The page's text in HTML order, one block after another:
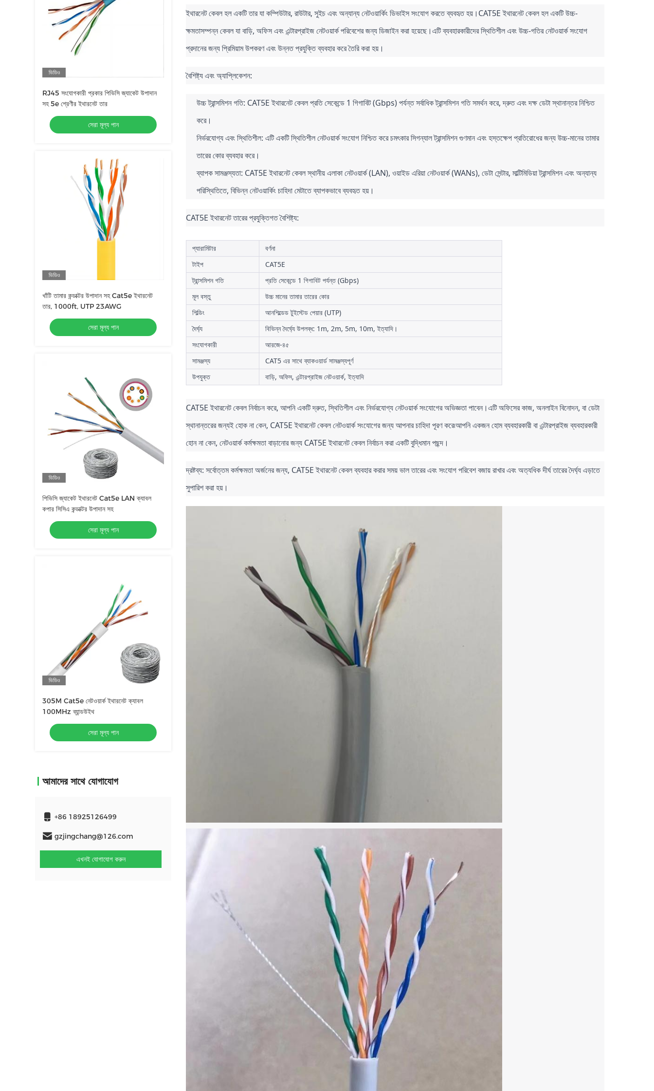
ভিডিও
RJ45 সংযোগকারী প্রকার পিভিসি জ্যাকেট উপাদান
সহ 5e শ্রেণীর ইথারনেট তার
সেরা মূল্য পান
ভিডিও
খাঁটি তামার কন্ডাক্টর উপাদান সহ Cat5e ইথারনেট
তার, 1000ft, UTP 23AWG
সেরা মূল্য পান
ভিডিও
পিভিসি জ্যাকেট ইথারনেট Cat5e LAN ক্যাবল
কপার সিসিএ কন্ডাক্টর উপাদান সহ
সেরা মূল্য পান
ভিডিও
305M Cat5e নেটওয়ার্ক ইথারনেট ক্যাবল
100MHz ব্যান্ডউইথ
সেরা মূল্য পান
আমাদের সাথে যোগাযোগ
+86 18925126499
gzjingchang@126.com
এখনই যোগাযোগ করুন
ইথারনেট কেবল হল একটি তার যা কম্পিউটার, রাউটার, সুইচ এবং অন্যান্য নেটওয়ার্কিং ডিভাইস সংযোগ করতে ব্যবহৃত হয়।CAT5E ইথারনেট কেবল হল একটি উচ্চ-
ক্ষমতাসম্পন্ন কেবল যা বাড়ি, অফিস এবং এন্টারপ্রাইজ নেটওয়ার্ক পরিবেশের জন্য ডিজাইন করা হয়েছে।এটি ব্যবহারকারীদের স্থিতিশীল এবং উচ্চ-গতির নেটওয়ার্ক সংযোগ
প্রদানের জন্য প্রিমিয়াম উপকরণ এবং উন্নত প্রযুক্তি ব্যবহার করে তৈরি করা হয়।
বৈশিষ্ট্য এবং অ্যাপ্লিকেশন:
উচ্চ ট্রান্সমিশন গতি: CAT5E ইথারনেট কেবল প্রতি সেকেন্ডে 1 গিগাবিট (Gbps) পর্যন্ত সর্বাধিক ট্রান্সমিশন গতি সমর্থন করে, দ্রুত এবং দক্ষ ডেটা স্থানান্তর নিশ্চিত
করে।
নির্ভরযোগ্য এবং স্থিতিশীল: এটি একটি স্থিতিশীল নেটওয়ার্ক সংযোগ নিশ্চিত করে চমৎকার সিগন্যাল ট্রান্সমিশন গুণমান এবং হস্তক্ষেপ প্রতিরোধের জন্য উচ্চ-মানের তামার
তারের কোর ব্যবহার করে।
ব্যাপক সামঞ্জস্যতা: CAT5E ইথারনেট কেবল স্থানীয় এলাকা নেটওয়ার্ক (LAN), ওয়াইড এরিয়া নেটওয়ার্ক (WANs), ডেটা সেন্টার, মাল্টিমিডিয়া ট্রান্সমিশন এবং অন্যান্য
পরিস্থিতিতে, বিভিন্ন নেটওয়ার্কিং চাহিদা মেটাতে ব্যাপকভাবে ব্যবহৃত হয়।
CAT5E ইথারনেট তারের প্রযুক্তিগত বৈশিষ্ট্য:
প্যারামিটার
বর্ণনা
টাইপ
CAT5E
ট্রান্সমিশন গতি
প্রতি সেকেন্ডে 1 গিগাবিট পর্যন্ত (Gbps)
মূল বস্তু
উচ্চ মানের তামার তারের কোর
শিল্ডিং
আনশিল্ডেড টুইস্টেড পেয়ার (UTP)
দৈর্ঘ্য
বিভিন্ন দৈর্ঘ্যে উপলব্ধ: 1m, 2m, 5m, 10m, ইত্যাদি।
সংযোগকারী
আরজে-৪৫
সামঞ্জস্য
CAT5 এর সাথে ব্যাকওয়ার্ড সামঞ্জস্যপূর্ণ
উপযুক্ত
বাড়ি, অফিস, এন্টারপ্রাইজ নেটওয়ার্ক, ইত্যাদি
CAT5E ইথারনেট কেবল নির্বাচন করে, আপনি একটি দ্রুত, স্থিতিশীল এবং নির্ভরযোগ্য নেটওয়ার্ক সংযোগের অভিজ্ঞতা পাবেন।এটি অফিসের কাজ, অনলাইন বিনোদন, বা ডেটা
স্থানান্তরের জন্যই হোক না কেন, CAT5E ইথারনেট কেবল নেটওয়ার্ক সংযোগের জন্য আপনার চাহিদা পূরণ করে৷আপনি একজন হোম ব্যবহারকারী বা এন্টারপ্রাইজ ব্যবহারকারী
হোন না কেন, নেটওয়ার্ক কর্মক্ষমতা বাড়ানোর জন্য CAT5E ইথারনেট কেবল নির্বাচন করা একটি বুদ্ধিমান পছন্দ।
দ্রষ্টব্য: সর্বোত্তম কর্মক্ষমতা অর্জনের জন্য, CAT5E ইথারনেট কেবল ব্যবহার করার সময় ভাল তারের এবং সংযোগ পরিবেশ বজায় রাখার এবং অত্যধিক দীর্ঘ তারের দৈর্ঘ্য এড়াতে
সুপারিশ করা হয়।